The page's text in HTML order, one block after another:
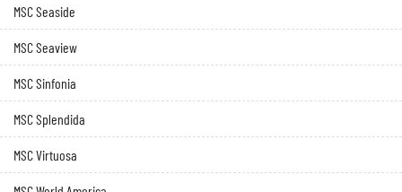
MSC Seaside
MSC Seaview
MSC Sinfonia
MSC Splendida
MSC Virtuosa